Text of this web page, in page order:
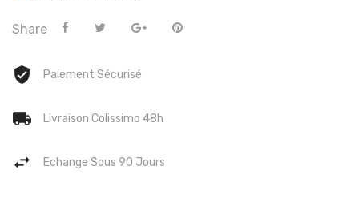
Share
Paiement Sécurisé
Livraison Colissimo 48h
Echange Sous 90 Jours